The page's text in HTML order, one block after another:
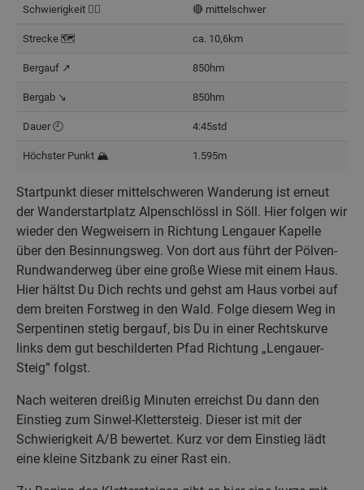
Schwierigkeit 🧗‍♂️ 🔴 mittelschwer
Strecke 🗺️ ca. 10,6km
Bergauf ↗️ 850hm
Bergab ↘️ 850hm
Dauer 🕘 4:45std
Höchster Punkt 🏔️ 1.595m
Startpunkt dieser mittelschweren Wanderung ist erneut
der Wanderstartplatz Alpenschlössl in Söll. Hier folgen wir
wieder den Wegweisern in Richtung Lengauer Kapelle
über den Besinnungsweg. Von dort aus führt der Pölven-
Rundwanderweg über eine große Wiese mit einem Haus.
Hier hältst Du Dich rechts und gehst am Haus vorbei auf
dem breiten Forstweg in den Wald. Folge diesem Weg in
Serpentinen stetig bergauf, bis Du in einer Rechtskurve
links dem gut beschilderten Pfad Richtung „Lengauer-
Steig“ folgst.
Nach weiteren dreißig Minuten erreichst Du dann den
Einstieg zum Sinwel-Klettersteig. Dieser ist mit der
Schwierigkeit A/B bewertet. Kurz vor dem Einstieg lädt
eine kleine Sitzbank zu einer Rast ein.